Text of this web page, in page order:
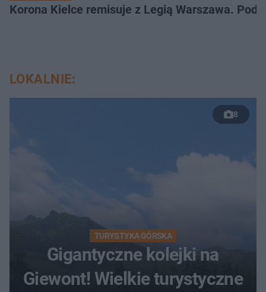
Korona Kielce remisuje z Legią Warszawa.
LOKALNIE:
8
TURYSTYKA GÓRSKA
Gigantyczne kolejki na
Giewont! Wielkie turystyczne